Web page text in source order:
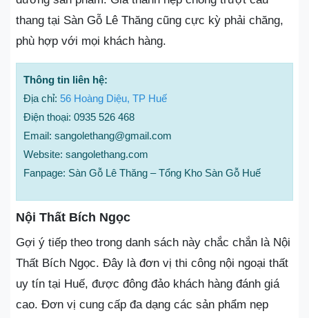
thang tại Sàn Gỗ Lê Thăng cũng cực kỳ phải chăng,
phù hợp với mọi khách hàng.
Thông tin liên hệ:
Địa chỉ: 56 Hoàng Diệu, TP Huế
Điện thoại: 0935 526 468
Email: sangolethang@gmail.com
Website: sangolethang.com
Fanpage: Sàn Gỗ Lê Thăng – Tổng Kho Sàn Gỗ Huế
Nội Thất Bích Ngọc
Gợi ý tiếp theo trong danh sách này chắc chắn là Nội
Thất Bích Ngọc. Đây là đơn vị thi công nội ngoại thất
uy tín tại Huế, được đông đảo khách hàng đánh giá
cao. Đơn vị cung cấp đa dạng các sản phẩm nẹp